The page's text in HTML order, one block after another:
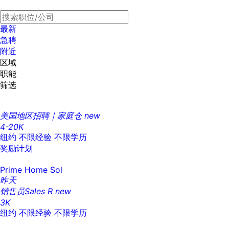
最新
急聘
附近
区域
职能
筛选
美国地区招聘｜家庭仓 new
4-20K
纽约 不限经验 不限学历
奖励计划
Prime Home Sol
昨天
销售员Sales R new
3K
纽约 不限经验 不限学历